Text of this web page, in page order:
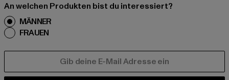
An welchen Produkten bist du interessiert?
MÄNNER
FRAUEN